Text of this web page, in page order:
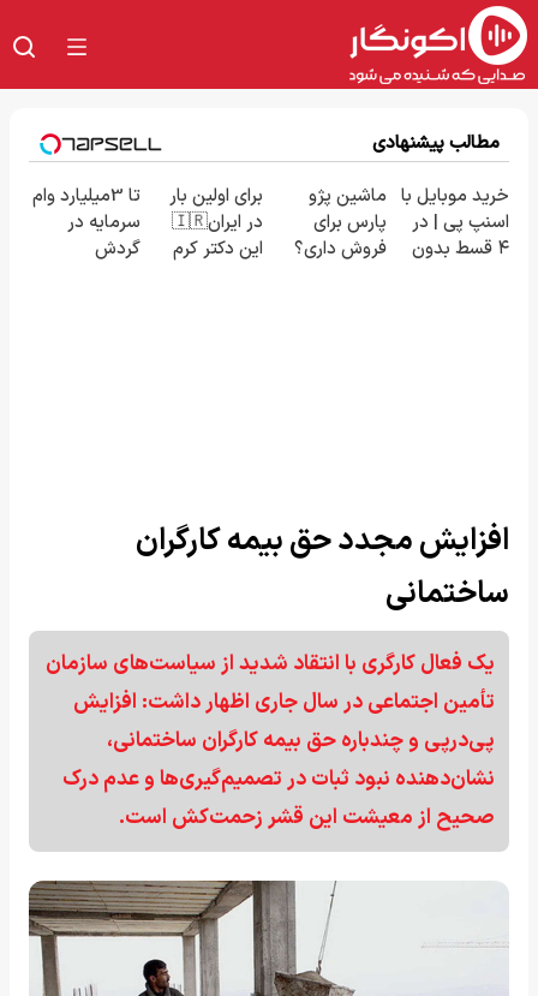
مطالب پیشنهادی
خرید موبایل با
اسنپ پی | در
۴ قسط بدون
ماشین پژو
پارس برای
فروش داری؟
برای اولین بار
در ایران🇮🇷
این دکتر کرم
تا 3میلیارد وام
سرمایه در
گردش
افزایش مجدد حق بیمه کارگران
ساختمانی
یک فعال کارگری با انتقاد شدید از سیاست‌های سازمان
تأمین اجتماعی در سال جاری اظهار داشت: افزایش
پی‌درپی و چندباره حق بیمه کارگران ساختمانی،
نشان‌دهنده نبود ثبات در تصمیم‌گیری‌ها و عدم درک
صحیح از معیشت این قشر زحمت‌کش است.